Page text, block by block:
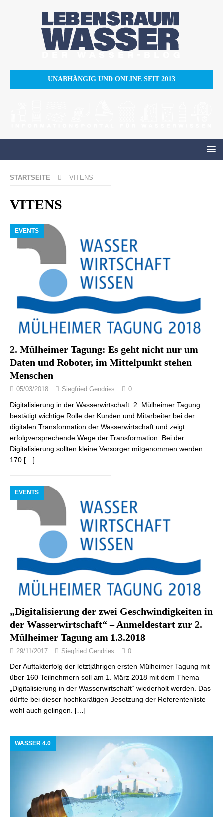
UNABHÄNGIG UND ONLINE SEIT 2013
STARTSEITE VITENS
VITENS
EVENTS
2. Mülheimer Tagung: Es geht nicht nur um
Daten und Roboter, im Mittelpunkt stehen
Menschen
05/03/2018 Siegfried Gendries 0
Digitalisierung in der Wasserwirtschaft. 2. Mülheimer Tagung
bestätigt wichtige Rolle der Kunden und Mitarbeiter bei der
digitalen Transformation der Wasserwirtschaft und zeigt
erfolgversprechende Wege der Transformation. Bei der
Digitalisierung sollten kleine Versorger mitgenommen werden
170 […]
EVENTS
„Digitalisierung der zwei Geschwindigkeiten in
der Wasserwirtschaft“ – Anmeldestart zur 2.
Mülheimer Tagung am 1.3.2018
29/11/2017 Siegfried Gendries 0
Der Auftakterfolg der letztjährigen ersten Mülheimer Tagung mit
über 160 Teilnehmern soll am 1. März 2018 mit dem Thema
„Digitalisierung in der Wasserwirtschaft“ wiederholt werden. Das
dürfte bei dieser hochkarätigen Besetzung der Referentenliste
wohl auch gelingen. […]
WASSER 4.0